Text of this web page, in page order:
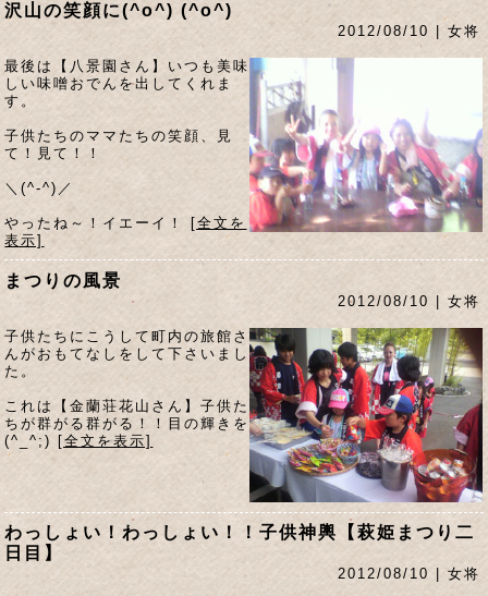
沢山の笑顔に(^o^) (^o^)
2012/08/10 | 女将
最後は【八景園さん】いつも美味
しい味噌おでんを出してくれま
す。
子供たちのママたちの笑顔、見
て！見て！！
＼(^-^)／
やったね～！イエーイ！
[全文を
表示]
まつりの風景
2012/08/10 | 女将
子供たちにこうして町内の旅館さ
んがおもてなしをして下さいまし
た。
これは【金蘭荘花山さん】子供た
ちが群がる群がる！！目の輝きを
(^_^;)
[全文を表示]
わっしょい！わっしょい！！子供神輿【萩姫まつり二
日目】
2012/08/10 | 女将